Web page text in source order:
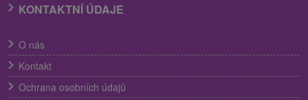
KONTAKTNÍ ÚDAJE
O nás
Kontakt
Ochrana osobních údajů